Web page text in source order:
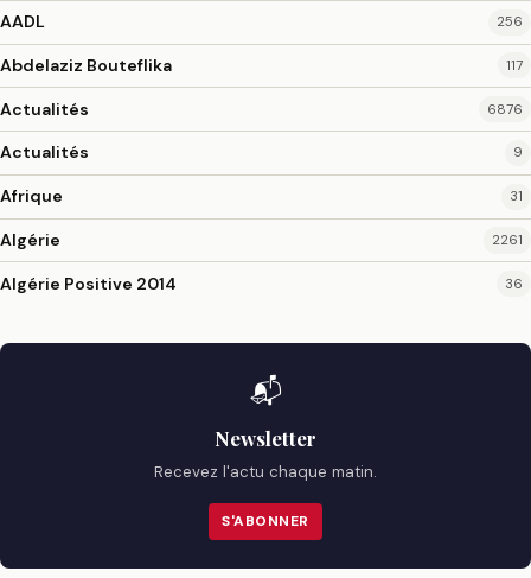
AADL 256
Abdelaziz Bouteflika 117
Actualités 6876
Actualités 9
Afrique 31
Algérie 2261
Algérie Positive 2014 36
📬
Newsletter
Recevez l'actu chaque matin.
S'ABONNER